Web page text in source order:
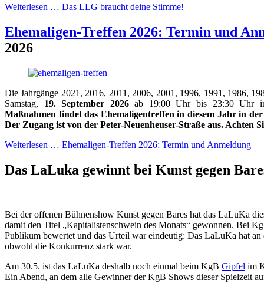
Weiterlesen … Das LLG braucht deine Stimme!
Ehemaligen-Treffen 2026: Termin und
2026
Die Jahrgänge 2021, 2016, 2011, 2006, 2001, 1996, 1991, 1986,
Samstag, 19. September 2026ab 19:00 Uhr bis 23:30 Uhr
Maßnahmen findet das Ehemaligentreffen in diesem Jahr in
Der Zugang ist von der Peter-Neuenheuser-Straße aus. Achten
Weiterlesen … Ehemaligen-Treffen 2026: Termin und Anmeldung
Das LaLuka gewinnt bei Kunst gegen
Bei der offenen Bühnenshow Kunst gegen Bares hat das LaLuKa
damit den Titel „Kapitalistenschwein des Monats“ gewonnen. Bei
Publikum bewertet und das Urteil war eindeutig: Das LaLuKa hat an
obwohl die Konkurrenz stark war.
Am 30.5. ist das LaLuKa deshalb noch einmal beim KgB Gipfel im
Ein Abend, an dem alle Gewinner der KgB Shows dieser Spielzeit